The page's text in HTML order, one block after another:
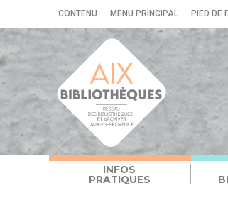
CONTENU MENU PRINCIPAL PIED DE
INFOS
PRATIQUES